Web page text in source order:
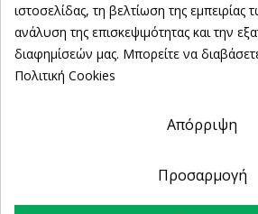
Ποσότητα:
 ΠΡΟΣΘΉΚΗ ΣΤΟ ΚΑΛΆΘΙ
ιστοσελίδας, τη βελτίωση της εμπειρίας
ανάλυση της επισκεψιμότητας και την
διαφημίσεών μας. Μπορείτε να
Πολιτική Cookies
Απόρριψη
Προσαρμογή